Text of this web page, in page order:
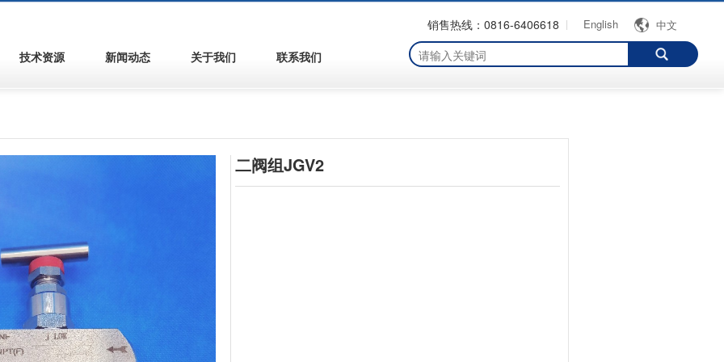
技术资源 新闻动态 关于我们 联系我们
中文
English
销售热线：0816-6406618
二阀组JGV2